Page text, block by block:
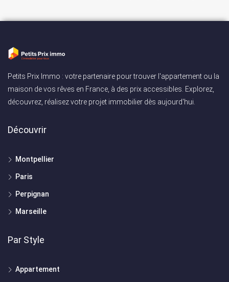
Petits Prix Immo : votre partenaire pour trouver l'appartement ou la
maison de vos rêves en France, à des prix accessibles. Explorez,
découvrez, réalisez votre projet immobilier dès aujourd'hui.
Découvrir
Montpellier
Paris
Perpignan
Marseille
Par Style
Appartement